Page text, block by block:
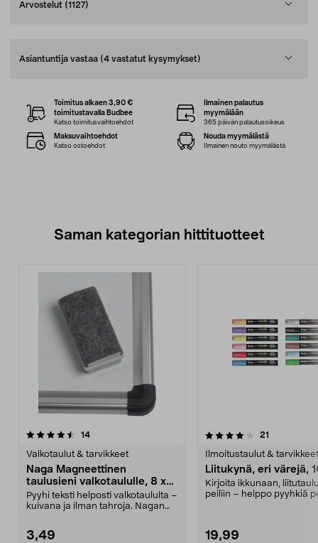
Arvostelut (1127)
Asiantuntija vastaa (4 vastatut kysymykset)
Toimitus alkaen 3,90 €
toimitustavalla Budbee
Katso toimitusvaihtoehdot
Ilmainen palautus
myymälään
365 päivän palautusoikeus
Maksuvaihtoehdot
Katso ostoehdot
Nouda myymälästä
Ilmainen nouto myymälästä
Saman kategorian hittituotteet
14arvostelut
Valkotaulut & tarvikkeet
Naga Magneettinen
taulusieni valkotaululle, 8 x
3,2 cm
Pyyhi teksti helposti valkotaululta –
kuivana ja ilman tahroja. Nagan
3,49
4.0 viidestä
21
Ilmoitustaulut & tarvikkeet
Liitukynä, eri värejä,
Kirjoita ikkunaan,
peiliin – helppo pyyhkiä
19,99
4.5 viidestä